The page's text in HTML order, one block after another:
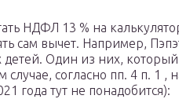
НДФЛ 13 % на
сам вычет. Например,
Один из них, который
случае, согласно пп. 4 п. 1 ,
года тут не понадобится):